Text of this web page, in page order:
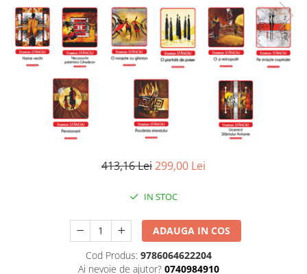
Literatura
Clasica
Contemporana
Moderna
Universala
Universala
Non-fictiune
Publicistica / Reportaje / Interviuri
Sociologie si filozofie
413,16 Lei299,00 Lei
IN STOC
ADAUGA IN COS
Cod Produs: 9786064622204
Ai nevoie de ajutor? 0740984910